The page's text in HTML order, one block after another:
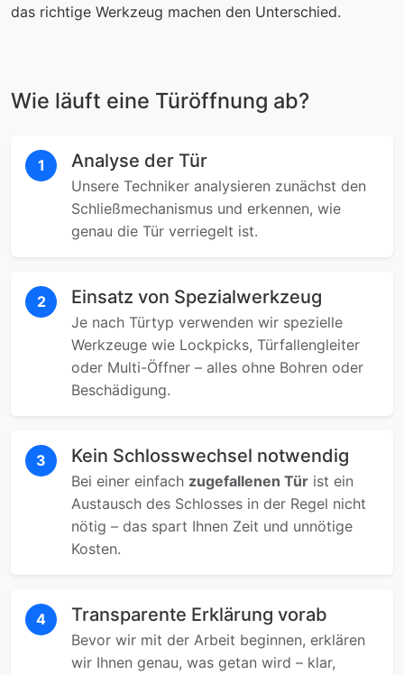
das richtige Werkzeug machen den Unterschied.
Wie läuft eine Türöffnung ab?
1 Analyse der Tür
Unsere Techniker analysieren zunächst den
Schließmechanismus und erkennen, wie
genau die Tür verriegelt ist.
2 Einsatz von Spezialwerkzeug
Je nach Türtyp verwenden wir spezielle
Werkzeuge wie Lockpicks, Türfallengleiter
oder Multi-Öffner – alles ohne Bohren oder
Beschädigung.
3 Kein Schlosswechsel notwendig
Bei einer einfach zugefallenen Tür ist ein
Austausch des Schlosses in der Regel nicht
nötig – das spart Ihnen Zeit und unnötige
Kosten.
4 Transparente Erklärung vorab
Bevor wir mit der Arbeit beginnen, erklären
wir Ihnen genau, was getan wird – klar,